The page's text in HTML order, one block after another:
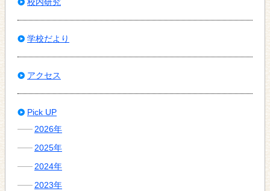
学校だより
アクセス
Pick UP
2026年
2025年
2024年
2023年